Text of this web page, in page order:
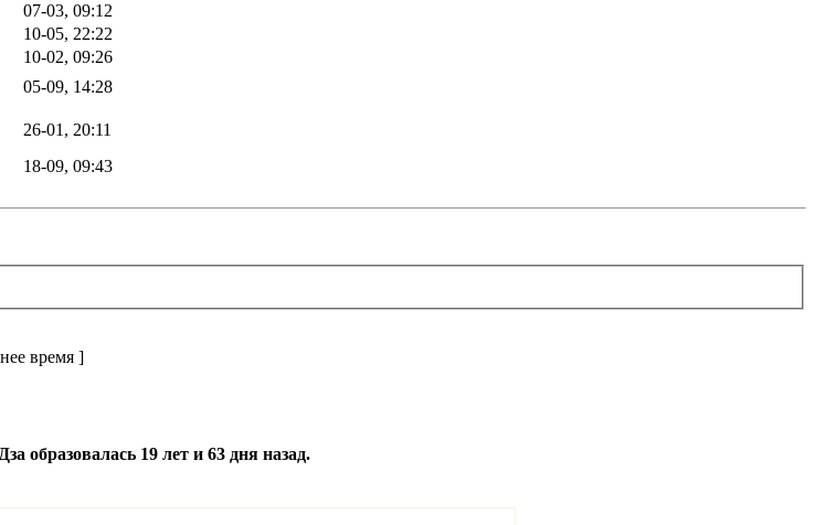
07-03, 09:12
10-05, 22:22
10-02, 09:26
05-09, 14:28
26-01, 20:11
18-09, 09:43
время ]
образовалась 19 лет и 63 дня назад.